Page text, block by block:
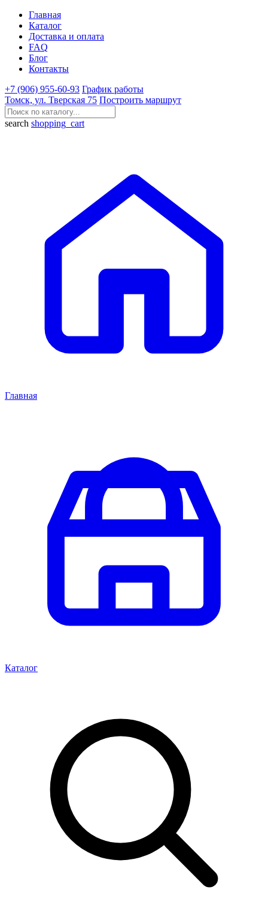
Главная
Каталог
Доставка и оплата
FAQ
Блог
Контакты
+7 (906) 955-60-93 График работы
Томск, ул. Тверская 75 Построить маршрут
search shopping_cart
Главная
Каталог